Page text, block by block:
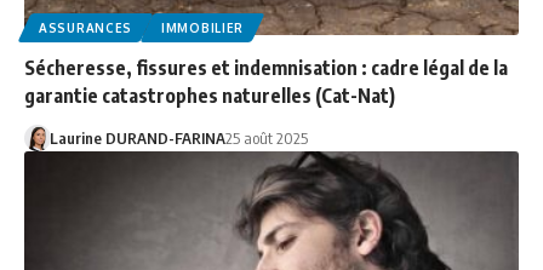
ASSURANCES IMMOBILIER
Sécheresse, fissures et indemnisation : cadre légal de la
garantie catastrophes naturelles (Cat-Nat)
Laurine DURAND-FARINA25 août 2025